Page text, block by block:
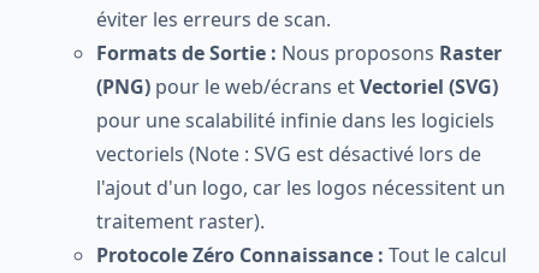
éviter les erreurs de scan.
Formats de Sortie : Nous proposons Raster
(PNG) pour le web/écrans etVectoriel (SVG)
pour une scalabilité infinie dans les logiciels
vectoriels (Note : SVG est désactivé lors de
l'ajout d'un logo, car les logos nécessitent un
traitement raster).
Protocole Zéro Connaissance : Tout le calcul